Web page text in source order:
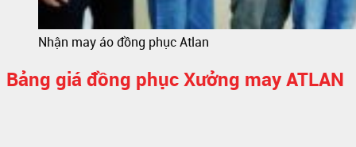
Nhận may áo đồng phục Atlan
Bảng giá đồng phục Xưởng may ATLAN